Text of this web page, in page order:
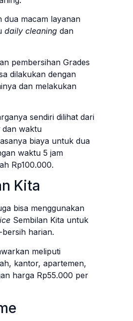
dua macam layanan
daily cleaning dan
pembersihan Grades
dilakukan dengan
dan melakukan
sendiri dilihat dari
dan waktu
biaya untuk dua
waktu 5 jam
Rp100.000.
Kita
bisa menggunakan
Sembilan Kita untuk
harian.
meliputi
kantor, apartemen,
harga Rp55.000 per